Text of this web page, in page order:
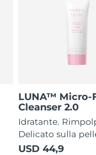
LUNA™ Micro-
Cleanser 2.0
Idratante.
Delicato sulla
USD 44,9